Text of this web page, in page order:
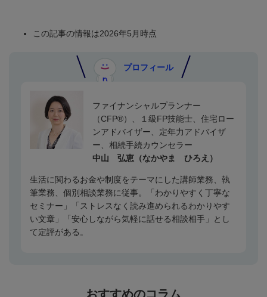
この記事の情報は2026年5月時点
プロフィール
ファイナンシャルプランナー
（CFP®）、１級FP技能士、住宅ロー
ンアドバイザー、定年力アドバイザ
ー、相続手続カウンセラー
中山 弘恵（なかやま ひろえ）
生活に関わるお金や制度をテーマにした講師業務、執
筆業務、個別相談業務に従事。「わかりやすく丁寧な
セミナー」「ストレスなく読み進められるわかりやす
い文章」「安心しながら気軽に話せる相談相手」とし
て定評がある。
おすすめのコラム